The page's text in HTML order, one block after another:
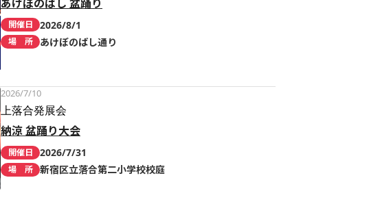
あけぼのばし 盆踊り
開催日 2026/8/1
場 所 あけぼのばし通り
2026/7/10
上落合発展会
納涼 盆踊り大会
開催日 2026/7/31
場 所 新宿区立落合第二小学校校庭